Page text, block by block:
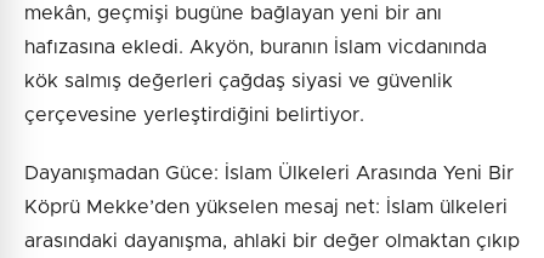
mekân, geçmişi bugüne bağlayan yeni bir anı
hafızasına ekledi. Akyön, buranın İslam vicdanında
kök salmış değerleri çağdaş siyasi ve güvenlik
çerçevesine yerleştirdiğini belirtiyor.
Dayanışmadan Güce: İslam Ülkeleri Arasında Yeni Bir
Köprü Mekke’den yükselen mesaj net: İslam ülkeleri
arasındaki dayanışma, ahlaki bir değer olmaktan çıkıp